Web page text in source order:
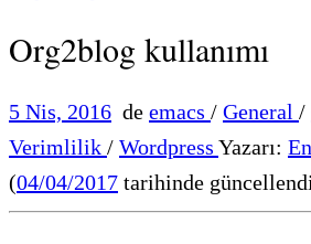
Org2blog kullanımı
5 Nis, 2016 de emacs / General /
Verimlilik / Wordpress Yazarı:
(04/04/2017 tarihinde